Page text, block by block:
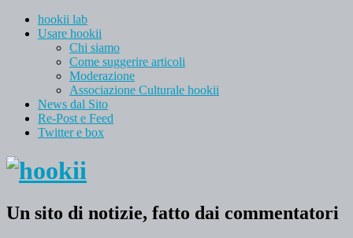
hookii lab
Usare hookii
Chi siamo
Come suggerire articoli
Moderazione
Associazione Culturale hookii
News dal Sito
Re-Post e Feed
Twitter e box
Un sito di notizie, fatto dai commentatori